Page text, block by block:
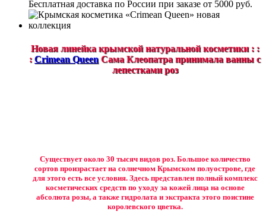
Бесплатная доставка по России при заказе от 5000 руб.
Новая линейка крымской натуральной косметики : :
: Crimean Queen Сама Клеопатра принимала ванны с
лепестками роз
Существует около 30 тысяч видов роз. Большое количество
сортов произрастает на солнечном Крымском полуострове, где
для этого есть все условия. Здесь представлен полный комплекс
косметических средств по уходу за кожей лица на основе
абсолюта розы, а также гидролата и экстракта этого поистине
королевского цветка.